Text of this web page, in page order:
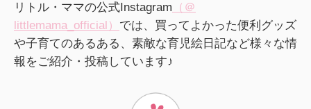
リトル・ママの公式Instagram （＠
littlemama_official） では、買ってよかった便利グッズ
や子育てのあるある、素敵な育児絵日記など様々な情
報をご紹介・投稿しています♪